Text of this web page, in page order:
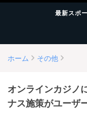
最新スポ
ホーム その他
オンラインカジノ
ナス施策がユーザ